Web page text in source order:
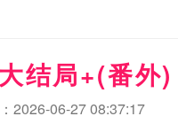
结局+(番外)
2026-06-27 08:37:17